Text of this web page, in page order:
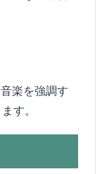
楽を強調す
す。